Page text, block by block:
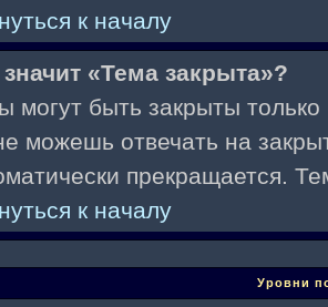
к началу
«Тема закрыта»?
могут быть закрыты
можешь отвечать на
прекращается.
к началу
Уровни